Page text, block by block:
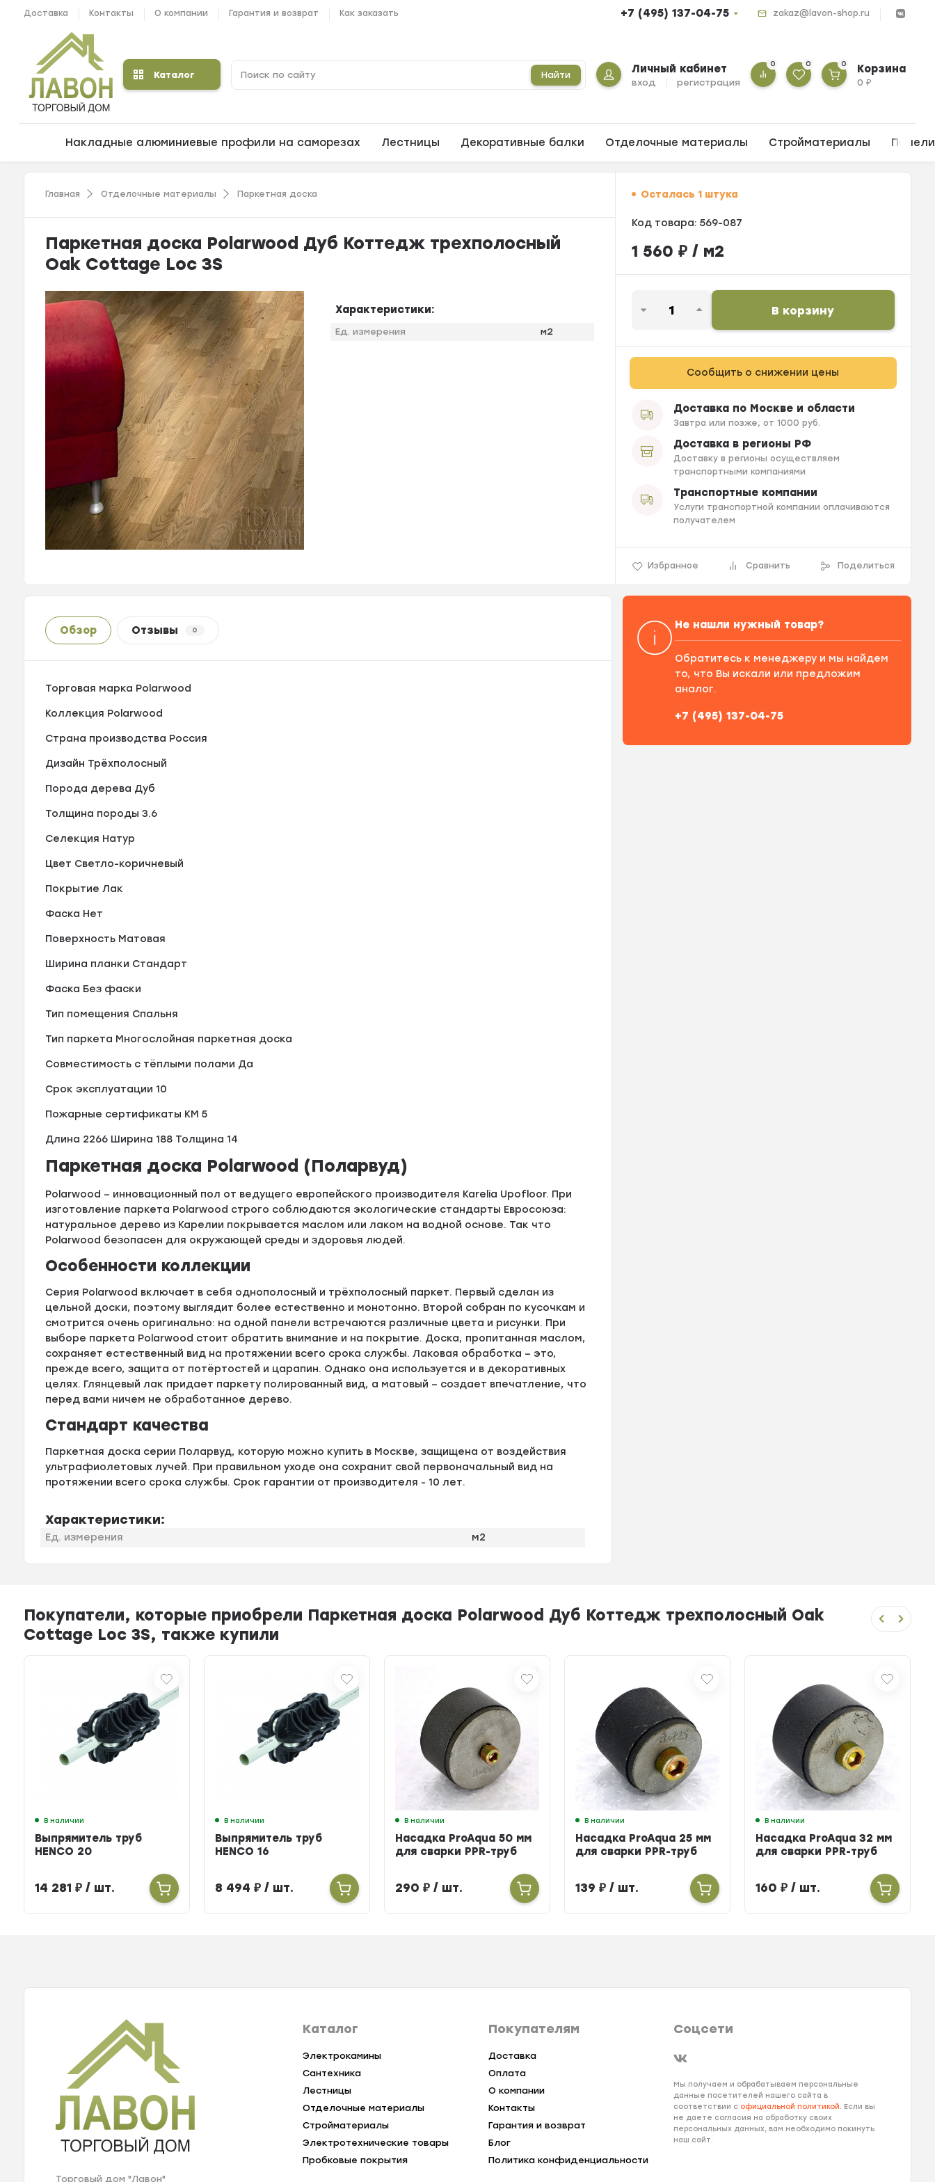
Доставка Контакты О компании Гарантия и возврат Как заказать +7 (495) 137-04-75 zakaz@lavon-shop.ru
Каталог Найти Личный кабинет
вход регистрация
0 0 0 Корзина
0₽
Накладные алюминиевые профили на саморезах Лестницы Декоративные балки Отделочные материалы Стройматериалы
Главная Отделочные материалы Паркетная доска
Паркетная доска Polarwood Дуб Коттедж трехполосный
Oak Cottage Loc 3S
Характеристики:
Ед. измерения м2
Осталась 1 штука
Код товара: 569-087
1 560 ₽/ м2
В корзину
Сообщить о снижении цены
Доставка по Москве и области
Завтра или позже, от 1000 руб.
Доставка в регионы РФ
Доставку в регионы осуществляем
транспортными компаниями
Транспортные компании
Услуги транспортной компании оплачиваются
получателем
Избранное Сравнить Поделиться
Обзор Отзывы 0
Торговая марка Polarwood
Коллекция Polarwood
Страна производства Россия
Дизайн Трёхполосный
Порода дерева Дуб
Толщина породы 3.6
Селекция Натур
Цвет Светло-коричневый
Покрытие Лак
Фаска Нет
Поверхность Матовая
Ширина планки Стандарт
Фаска Без фаски
Тип помещения Спальня
Тип паркета Многослойная паркетная доска
Совместимость с тёплыми полами Да
Срок эксплуатации 10
Пожарные сертификаты КМ 5
Длина 2266 Ширина 188 Толщина 14
Паркетная доска Polarwood (Поларвуд)
Polarwood – инновационный пол от ведущего европейского производителя Karelia Upofloor. При
изготовление паркета Polarwood строго соблюдаются экологические стандарты Евросоюза:
натуральное дерево из Карелии покрывается маслом или лаком на водной основе. Так что
Polarwood безопасен для окружающей среды и здоровья людей.
Особенности коллекции
Серия Polarwood включает в себя однополосный и трёхполосный паркет. Первый сделан из
цельной доски, поэтому выглядит более естественно и монотонно. Второй собран по кусочкам и
смотрится очень оригинально: на одной панели встречаются различные цвета и рисунки. При
выборе паркета Polarwood стоит обратить внимание и на покрытие. Доска, пропитанная маслом,
сохраняет естественный вид на протяжении всего срока службы. Лаковая обработка – это,
прежде всего, защита от потёртостей и царапин. Однако она используется и в декоративных
целях. Глянцевый лак придает паркету полированный вид, а матовый – создает впечатление, что
перед вами ничем не обработанное дерево.
Стандарт качества
Паркетная доска серии Поларвуд, которую можно купить в Москве, защищена от воздействия
ультрафиолетовых лучей. При правильном уходе она сохранит свой первоначальный вид на
протяжении всего срока службы. Срок гарантии от производителя - 10 лет.
Характеристики:
Ед. измерения м2
Не нашли нужный товар?
Обратитесь к менеджеру и мы найдем
то, что Вы искали или предложим
аналог.
+7 (495) 137-04-75
Покупатели, которые приобрели Паркетная доска Polarwood Дуб Коттедж трехполосный Oak
Cottage Loc 3S, также купили
В наличии
Выпрямитель труб
HENCO 20
14 281₽ / шт.
В наличии
Выпрямитель труб
HENCO 16
8 494₽ / шт.
В наличии
Насадка ProAqua 50 мм
для сварки PPR-труб
290₽ / шт.
В наличии
Насадка ProAqua 25 мм
для сварки PPR-труб
139₽ / шт.
В наличии
Насадка ProAqua 32 мм
для сварки PPR-труб
160₽ / шт.
Торговый дом "Лавон"
Каталог
Электрокамины
Сантехника
Лестницы
Отделочные материалы
Стройматериалы
Электротехнические товары
Пробковые покрытия
Покупателям
Доставка
Оплата
О компании
Контакты
Гарантия и возврат
Блог
Политика конфиденциальности
Соцсети
Мы получаем и обрабатываем персональные
данные посетителей нашего сайта в
соответствии с официальной политикой. Если вы
не даете согласия на обработку своих
персональных данных, вам необходимо покинуть
наш сайт.